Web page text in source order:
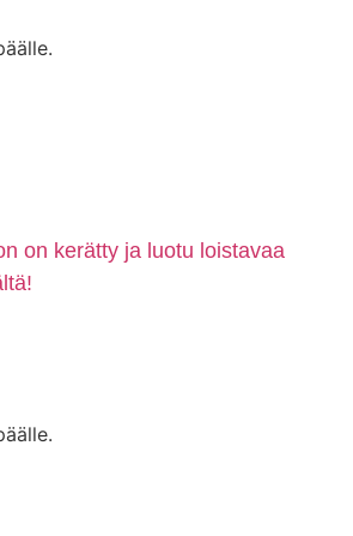
on kerätty ja luotu loistavaa